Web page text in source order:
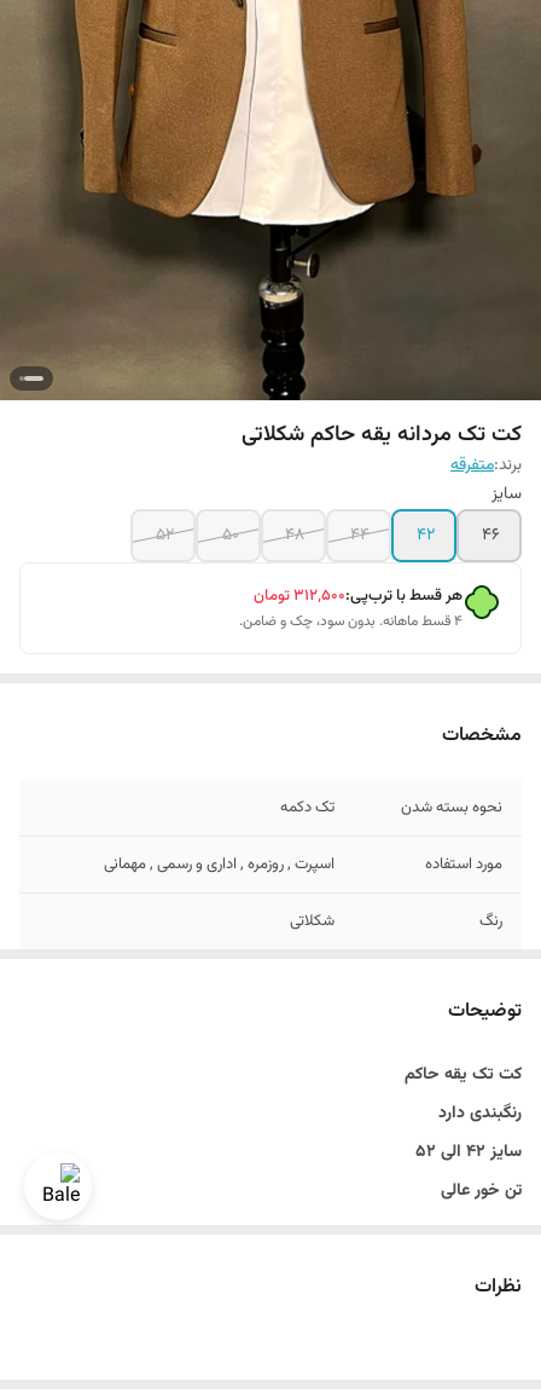
کت تک مردانه یقه حاکم شکلاتی
برند:متفرقه
سایز
46
42
44
48
50
52
هر قسط با ترب‌پی:۳۱۲٬۵۰۰تومان
۴ قسط ماهانه. بدون سود، چک و ضامن.
مشخصات
نحوه بسته شدن تک دکمه
مورد استفاده اسپرت , روزمره , اداری و رسمی , مهمانی
رنگ شکلاتی
جنس
توضیحات
کت تک یقه حاکم
رنگبندی دارد
سایز ۴۲ الی ۵۲
تن خور عالی
نظرات